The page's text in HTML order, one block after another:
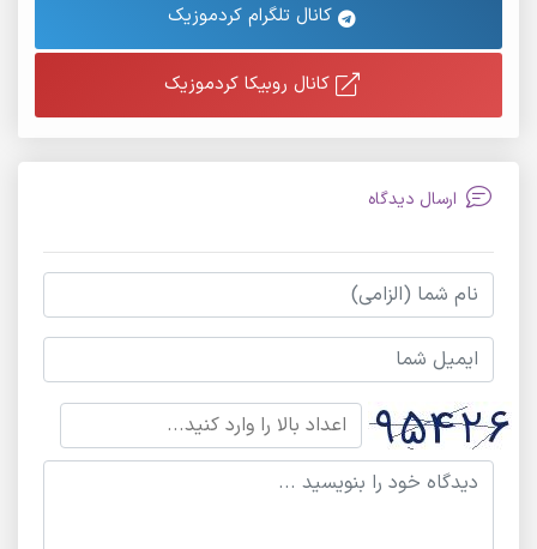
کانال تلگرام کردموزیک
کانال روبیکا کردموزیک
ارسال دیدگاه